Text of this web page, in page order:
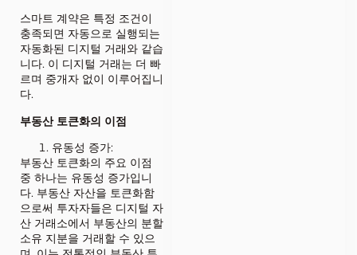
스마트 계약은 특정 조건이
충족되면 자동으로 실행되는
자동화된 디지털 거래와 같습
니다. 이 디지털 거래는 더 빠
르며 중개자 없이 이루어집니
다.
부동산 토큰화의 이점
유동성 증가:
부동산 토큰화의 주요 이점
중 하나는 유동성 증가입니
다. 부동산 자산을 토큰화함
으로써 투자자들은 디지털 자
산 거래소에서 부동산의 분할
소유 지분을 거래할 수 있으